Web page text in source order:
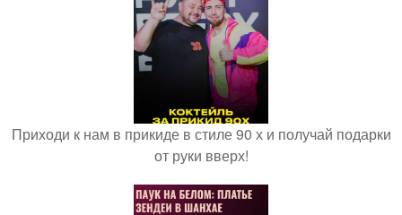
Приходи к нам в прикиде в стиле 90 х и получай подарки
от руки вверх!